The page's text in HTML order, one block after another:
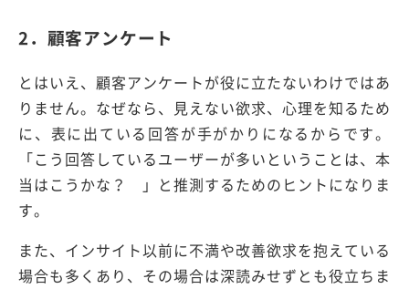
2．顧客アンケート
とはいえ、顧客アンケートが役に立たないわけではあ
りません。なぜなら、見えない欲求、心理を知るため
に、表に出ている回答が手がかりになるからです。
「こう回答しているユーザーが多いということは、本
当はこうかな？ 」と推測するためのヒントになりま
す。
また、インサイト以前に不満や改善欲求を抱えている
場合も多くあり、その場合は深読みせずとも役立ちま